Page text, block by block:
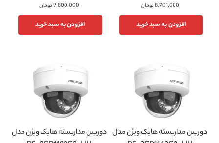
8,701,000تومان
افزودن به سبد خرید
9,800,000تومان
افزودن به سبد خرید
دوربین مداربسته هایک ویژن مدل دوربین مداربسته هایک ویژن مدل